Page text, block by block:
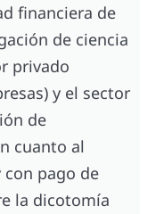
financiera de
de ciencia
privado
y el sector
de
cuanto al
pago de
la dicotomía